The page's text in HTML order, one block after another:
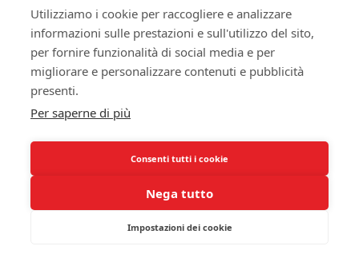
Utilizziamo i cookie per raccogliere e analizzare
informazioni sulle prestazioni e sull'utilizzo del sito,
per fornire funzionalità di social media e per
migliorare e personalizzare contenuti e pubblicità
presenti.
Per saperne di più
Consenti tutti i cookie
Nega tutto
Impostazioni dei cookie
2026 Fondazione PackInPro – Impatto ESG verificabile nel
packaging
Trasparenza = dati + processi + auditabilità industriale
Realizzazione siti web